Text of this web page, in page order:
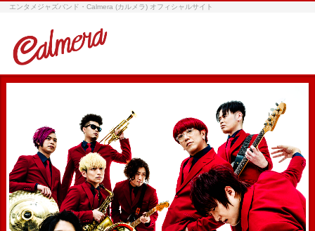
エンタメジャズバンド・Calmera (カルメラ) オフィシャルサイト